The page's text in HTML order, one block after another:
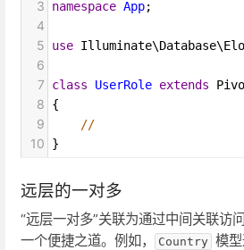
3
namespace App;
4
5
use
6
7
class UserRole extends
8 {
9 //
10 }
远层的一对多
“远层一对多”关联为通过中间关联访
一个便捷之道。例如，
Country 模